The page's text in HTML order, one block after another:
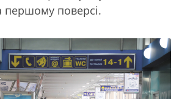
поверсі.